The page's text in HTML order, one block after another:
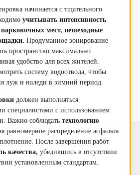
начинается с тщательного
учитывать интенсивность
мест, пешеходные
Продуманное зонирование
пространство максимально
удобство для всех жителей.
систему водоотвода, чтобы
луж и наледи в зимний период.
должен выполняться
специалистами с использованием
Важно соблюдатьтехнологию
равномерное распределение асфальта
После завершения работ
качества, убедившись в отсутствии
установленным стандартам.